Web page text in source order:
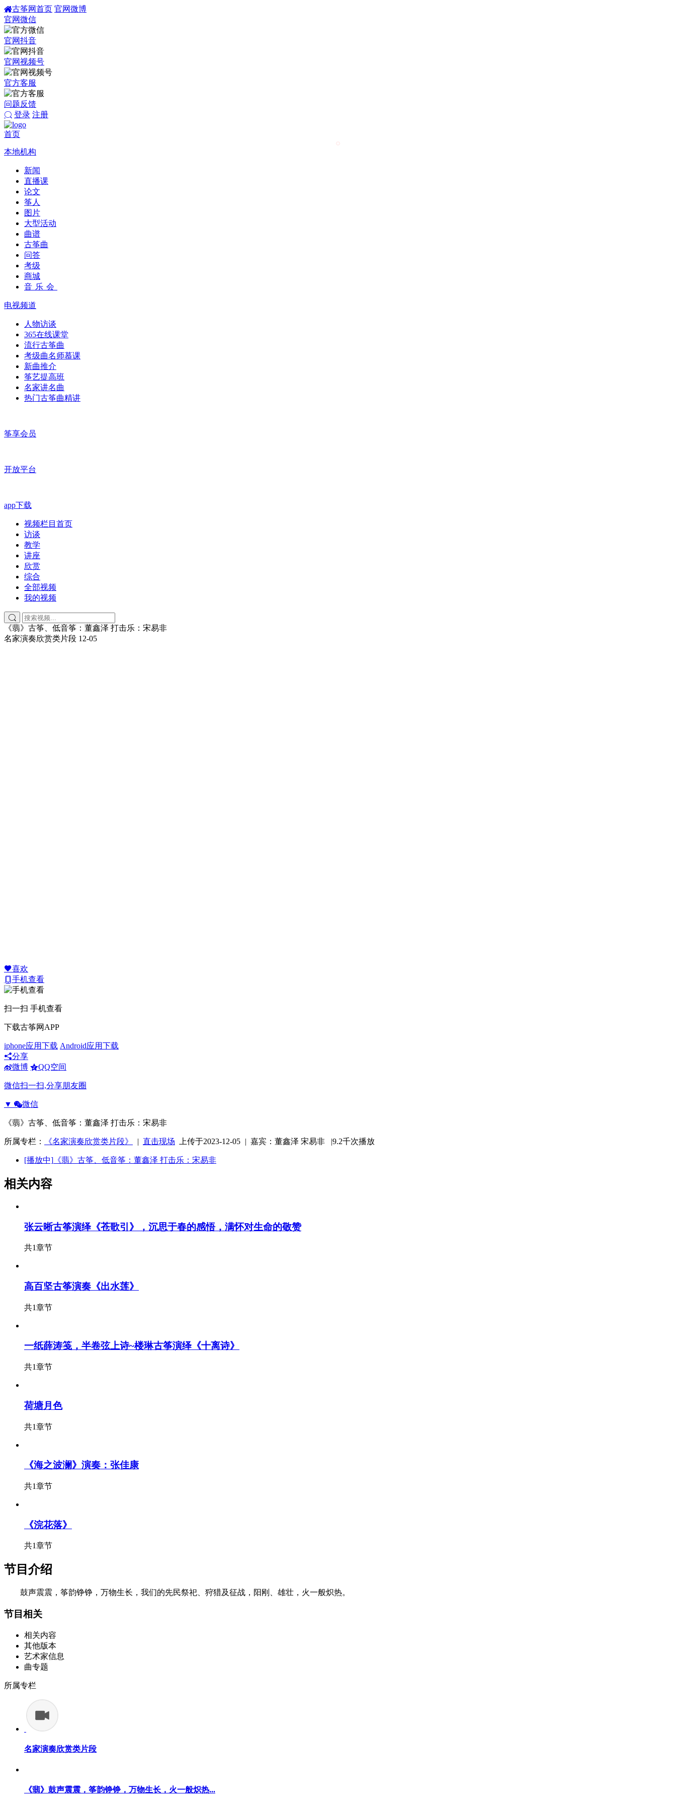
古筝网首页 官网微博
官网微信
官网抖音
官网视频号
官方客服
问题反馈
登录 注册
首页
本地机构
新闻
直播课
论文
筝人
图片
大型活动
曲谱
古筝曲
问答
考级
商城
音乐会
电视频道
人物访谈
365在线课堂
流行古筝曲
考级曲名师慕课
新曲推介
筝艺提高班
名家讲名曲
热门古筝曲精讲
筝享会员
开放平台
app下载
视频栏目首页
访谈
教学
讲座
欣赏
综合
全部视频
我的视频
《翡》古筝、低音筝：董鑫泽 打击乐：宋易非
名家演奏欣赏类片段 12-05
喜欢
手机查看
扫一扫 手机查看
下载古筝网APP
iphone应用下载 Android应用下载
分享
微博
QQ空间
微信扫一扫,分享朋友圈
▼ 微信
《翡》古筝、低音筝：董鑫泽 打击乐：宋易非
所属专栏： 《名家演奏欣赏类片段》 | 直击现场 上传于2023-12-05 | 嘉宾：董鑫泽 宋易非 |9.2千次播放
[播放中] 《翡》古筝、低音筝：董鑫泽 打击乐：宋易非
相关内容
张云晰古筝演绎《苍歌引》，沉思于春的感悟，满怀对生命的敬赞
共1章节
高百坚古筝演奏《出水莲》
共1章节
一纸薛涛笺，半卷弦上诗~楼琳古筝演绎《十离诗》
共1章节
荷塘月色
共1章节
《海之波澜》演奏：张佳康
共1章节
《浣花落》
共1章节
节目介绍
鼓声震震，筝韵铮铮，万物生长，我们的先民祭祀、狩猎及征战，阳刚、雄壮，火一般炽热。
节目相关
相关内容
其他版本
艺术家信息
曲专题
所属专栏
名家演奏欣赏类片段
《翡》鼓声震震，筝韵铮铮，万物生长，火一般炽热...